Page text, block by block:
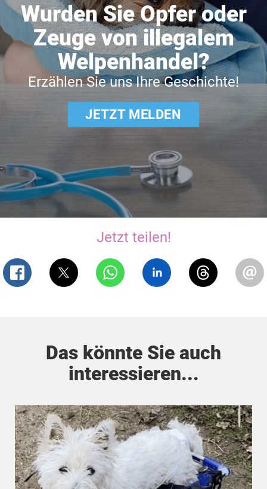
Wurden Sie Opfer oder
Zeuge von illegalem
Welpenhandel?
Erzählen Sie uns Ihre Geschichte!
JETZT MELDEN
Jetzt teilen!
Das könnte Sie auch
interessieren...